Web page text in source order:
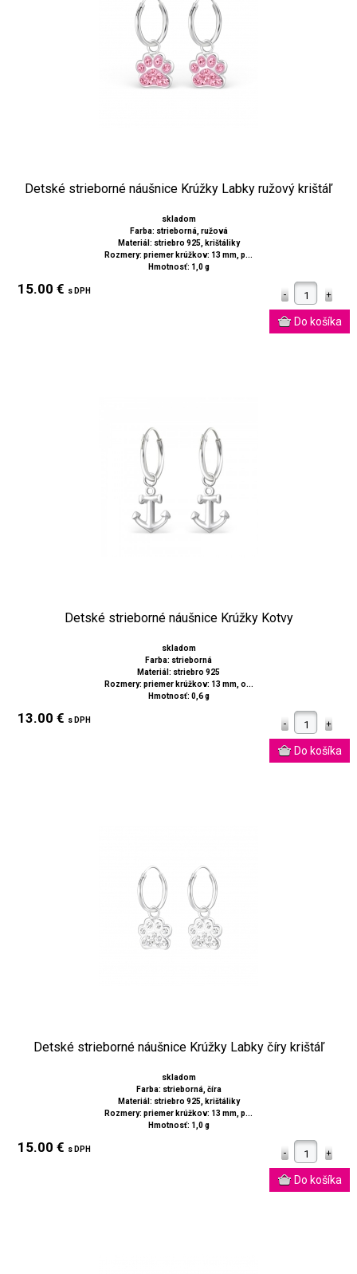
Detské strieborné náušnice Krúžky Labky ružový krištáľ
skladom
Farba: strieborná, ružová
Materiál: striebro 925, krištáliky
Rozmery: priemer krúžkov: 13 mm, p...
Hmotnosť: 1,0 g
15.00 € s DPH
Detské strieborné náušnice Krúžky Kotvy
skladom
Farba: strieborná
Materiál: striebro 925
Rozmery: priemer krúžkov: 13 mm, o...
Hmotnosť: 0,6 g
13.00 € s DPH
Detské strieborné náušnice Krúžky Labky číry krištáľ
skladom
Farba: strieborná, číra
Materiál: striebro 925, krištáliky
Rozmery: priemer krúžkov: 13 mm, p...
Hmotnosť: 1,0 g
15.00 € s DPH